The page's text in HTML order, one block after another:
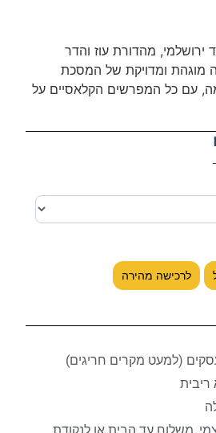
מהדורת עוז והדר
מוגהת ומדויקת של המסכת
עם כל המפרשים הקלאסיים על
לרכישה מהירה